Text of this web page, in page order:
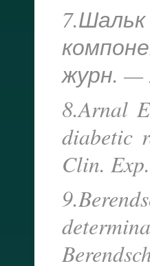
журн. —
8.Arnal
diabetic
Clin.